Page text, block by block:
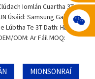
Iomlán Cuartha 3T,
Úsáid: Samsung Galaxy
Te 3T Dath: HD
ODM: Ar Fáil MOQ:
MIONSONRAÍ